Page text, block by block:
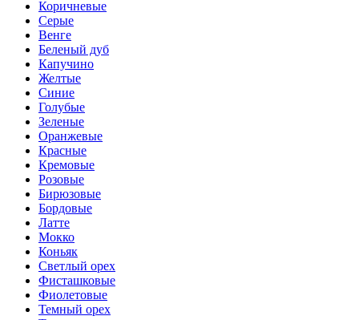
Коричневые
Серые
Венге
Беленый дуб
Капучино
Желтые
Синие
Голубые
Зеленые
Оранжевые
Красные
Кремовые
Розовые
Бирюзовые
Бордовые
Латте
Мокко
Коньяк
Светлый орех
Фисташковые
Фиолетовые
Темный орех